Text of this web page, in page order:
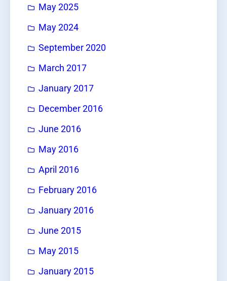
May 2025
May 2024
September 2020
March 2017
January 2017
December 2016
June 2016
May 2016
April 2016
February 2016
January 2016
June 2015
May 2015
January 2015